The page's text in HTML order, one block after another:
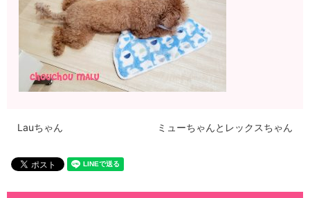
Lauちゃん ミューちゃんとレックスちゃん